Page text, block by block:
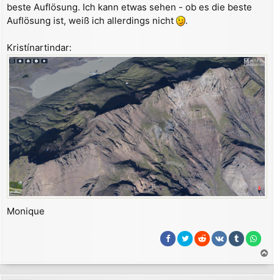
beste Auflösung. Ich kann etwas sehen - ob es die beste
Auflösung ist, weiß ich allerdings nicht
.
Kristínartindar:
Monique
a
c